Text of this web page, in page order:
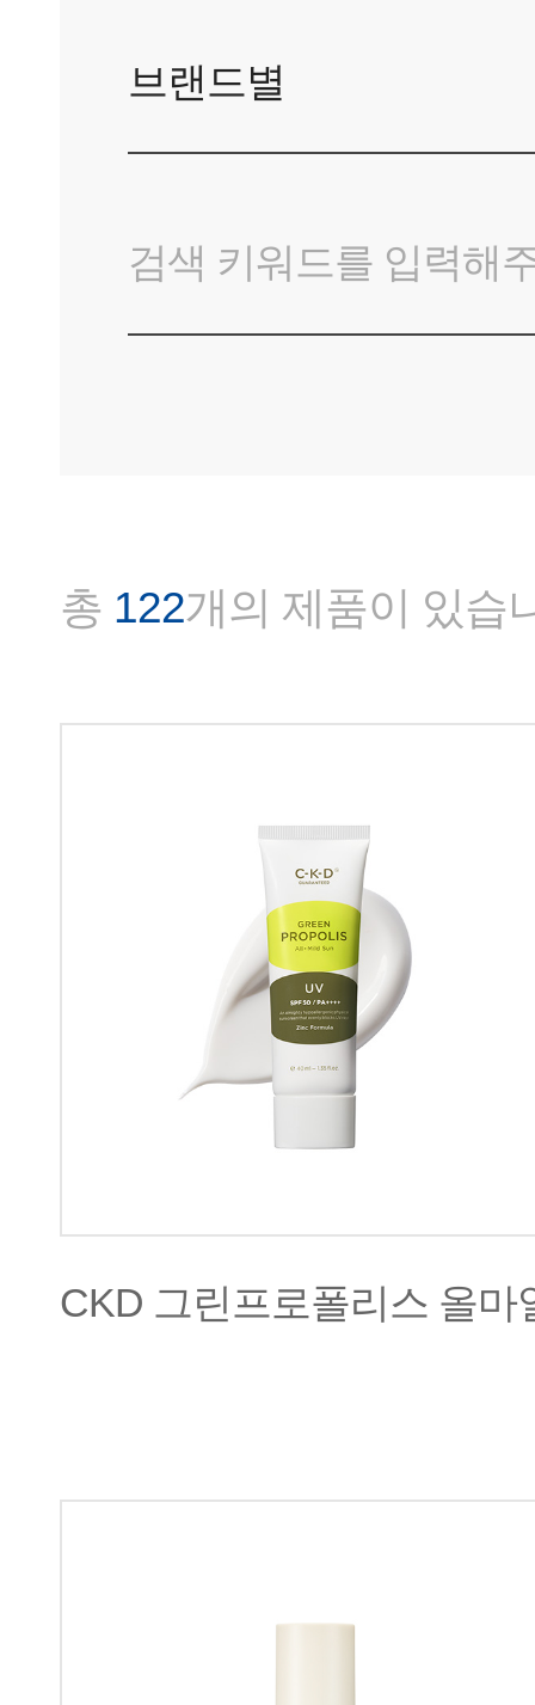
총 122개의 제품이 있습
CKD 그린프로폴리스 올마